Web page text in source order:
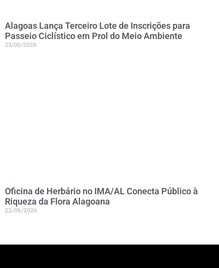
Alagoas Lança Terceiro Lote de Inscrições para
Passeio Ciclístico em Prol do Meio Ambiente
23/06/2026
Oficina de Herbário no IMA/AL Conecta Público à
Riqueza da Flora Alagoana
22/06/2026